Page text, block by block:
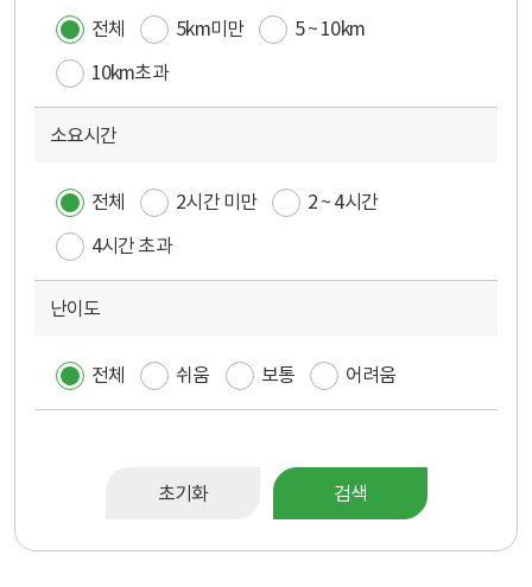
전체 5km미만
5 ~ 10km
10km초과
소요시간
전체 2시간 미만
2 ~ 4시간
4시간 초과
난이도
전체 쉬움 보통 어려움
초기화 검색